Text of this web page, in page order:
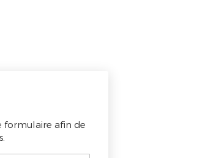
formulaire afin de